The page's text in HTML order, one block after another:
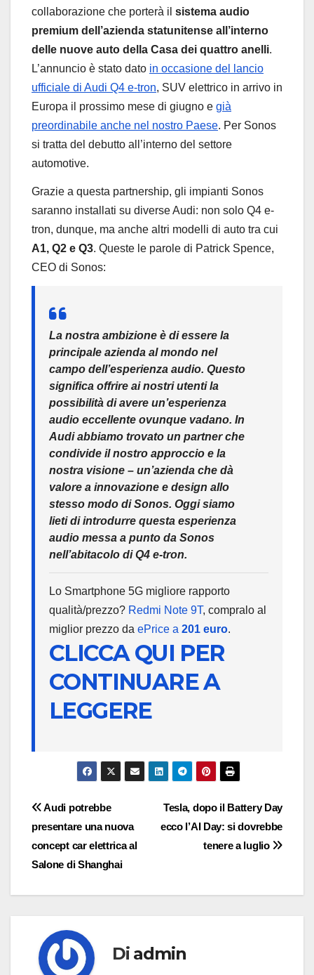
collaborazione che porterà il sistema audio
premium dell’azienda statunitense all’interno
delle nuove auto della Casa dei quattro anelli.
L’annuncio è stato dato in occasione del lancio
ufficiale di Audi Q4 e-tron, SUV elettrico in arrivo in
Europa il prossimo mese di giugno e già
preordinabile anche nel nostro Paese. Per Sonos
si tratta del debutto all’interno del settore
automotive.
Grazie a questa partnership, gli impianti Sonos
saranno installati su diverse Audi: non solo Q4 e-
tron, dunque, ma anche altri modelli di auto tra cui
A1, Q2 e Q3. Queste le parole di Patrick Spence,
CEO di Sonos:
La nostra ambizione è di essere la
principale azienda al mondo nel
campo dell’esperienza audio. Questo
significa offrire ai nostri utenti la
possibilità di avere un’esperienza
audio eccellente ovunque vadano. In
Audi abbiamo trovato un partner che
condivide il nostro approccio e la
nostra visione – un’azienda che dà
valore a innovazione e design allo
stesso modo di Sonos. Oggi siamo
lieti di introdurre questa esperienza
audio messa a punto da Sonos
nell’abitacolo di Q4 e-tron.
Lo Smartphone 5G migliore rapporto
qualità/prezzo? Redmi Note 9T, compralo al
miglior prezzo da ePrice a 201 euro.
CLICCA QUI PER
CONTINUARE A
LEGGERE
Navigazione
articoli
Tesla, dopo il Battery Day
ecco l’AI Day: si dovrebbe
tenere a luglio
Audi potrebbe
presentare una nuova
concept car elettrica al
Salone di Shanghai
Di admin